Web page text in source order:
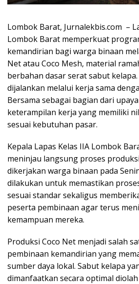
Lombok Barat, Jurnalekbis.com –
Lombok Barat memperkuat
kemandirian bagi warga binaan
Net atau Coco Mesh, material
berbahan dasar serat sabut
dijalankan melalui kerja sama
Bersama sebagai bagian dari
keterampilan kerja yang memiliki
sesuai kebutuhan pasar.
Kepala Lapas Kelas IIA Lombok
meninjau langsung proses
dikerjakan warga binaan pada
dilakukan untuk memastikan
sesuai standar sekaligus
peserta pembinaan agar terus
kemampuan mereka.
Produksi Coco Net menjadi salah
pembinaan kemandirian yang
sumber daya lokal. Sabut kelapa
dimanfaatkan secara optimal